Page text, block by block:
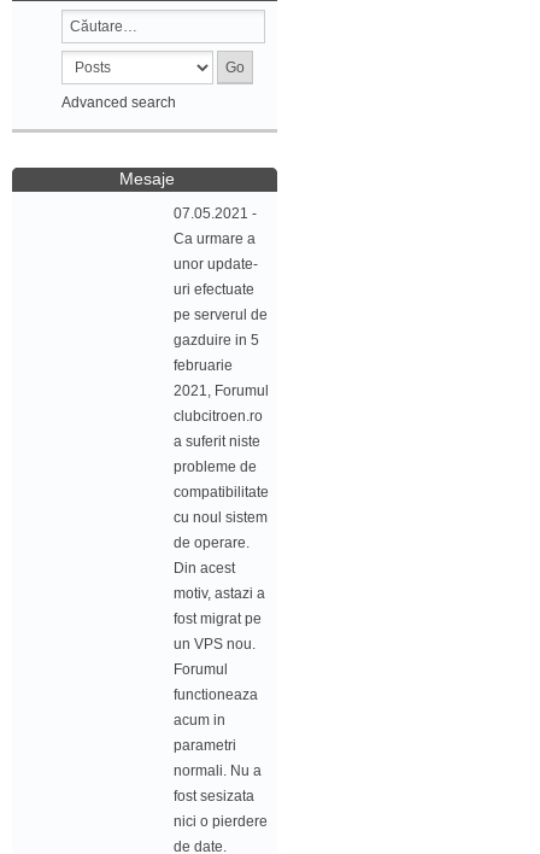
Advanced search
Mesaje
07.05.2021 -
Ca urmare a
unor update-
uri efectuate
pe serverul de
gazduire in 5
februarie
2021, Forumul
clubcitroen.ro
a suferit niste
probleme de
compatibilitate
cu noul sistem
de operare.
Din acest
motiv, astazi a
fost migrat pe
un VPS nou.
Forumul
functioneaza
acum in
parametri
normali. Nu a
fost sesizata
nici o pierdere
de date.